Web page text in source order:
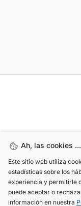
Ah, las cookies ...
Este sitio web utiliza
estadísticas sobre los
experiencia y permitirle
puede aceptar o
información en nuestra